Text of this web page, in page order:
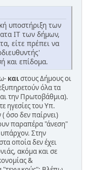
υποστήριξη των
IT των δήμων,
είτε πρέπει να
και επίδομα.
καιστους Δήμους οι
όλα τα
την Πρωτοβάθμια).
ηγεσίες του Υπ.
όσο δεν παίρνει)
παραπέρα "άνεση"
Στην
οποία δεν έχει
ακόμα και σε
&